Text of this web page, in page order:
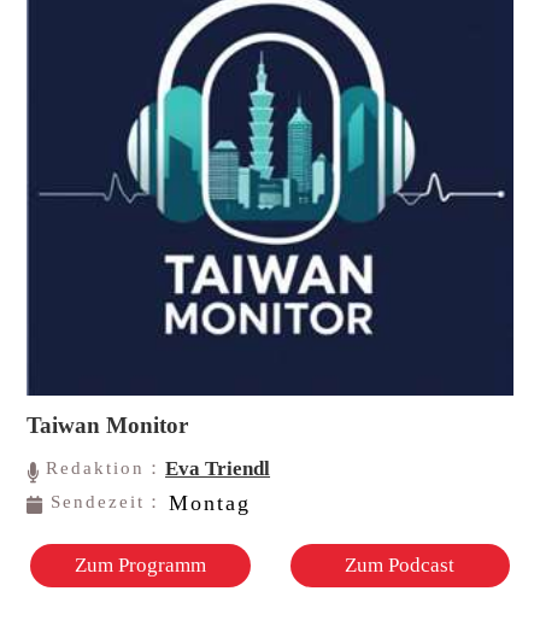
Taiwan Monitor
Redaktion：Eva Triendl
Sendezeit： Montag
Zum Programm Zum Podcast